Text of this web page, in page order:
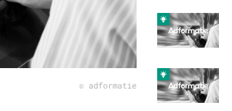
© adformatie